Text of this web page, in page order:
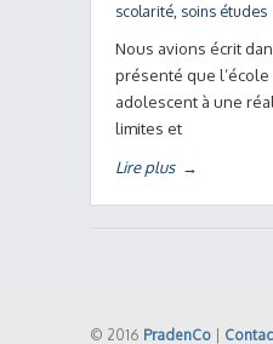
scolarité soins études
Nous avions écrit
présenté que
adolescent à une
limites et
Lire plus →
© 2016 PradenCo